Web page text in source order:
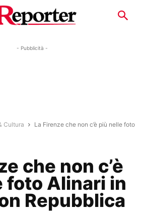
- Pubblicità -
Cultura
La Firenze che non c’è più nelle foto
che non c’è
foto Alinari in
Repubblica